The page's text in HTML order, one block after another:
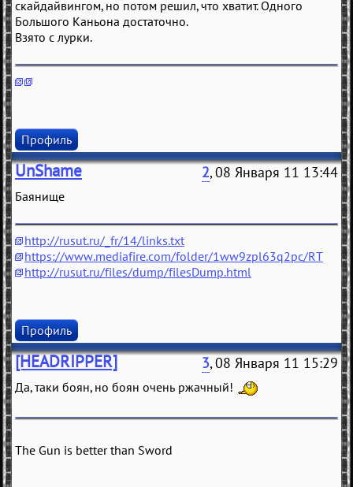
скайдайвингом, но потом решил, что хватит. Одного
Большого Каньона достаточно.
Взято с лурки.
Профиль
UnShame 2, 08 Января 11 13:44
Баянище
http://rusut.ru/_fr/14/links.txt
https://www.mediafire.com/folder/1ww9zpl63q2pc/RT
http://rusut.ru/files/dump/filesDump.html
Профиль
[HEADRIPPER] 3, 08 Января 11 15:29
Да, таки боян, но боян очень ржачный!
The Gun is better than Sword